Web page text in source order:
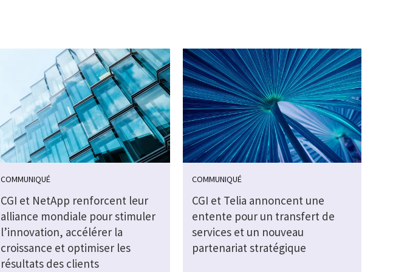
COMMUNIQUÉ
CGI et NetApp renforcent leur
alliance mondiale pour stimuler
l’innovation, accélérer la
croissance et optimiser les
résultats des clients
COMMUNIQUÉ
CGI et Telia annoncent une
entente pour un transfert de
services et un nouveau
partenariat stratégique